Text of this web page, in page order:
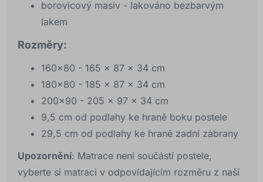
borovicový masiv - lakováno bezbarvým
lakem
Rozměry:
160x80 - 165 x 87 x 34 cm
180x80 - 185 x 87 x 34 cm
200x90 - 205 x 97 x 34 cm
9,5 cm od podlahy ke hraně boku postele
29,5 cm od podlahy ke hraně zadní zábrany
Upozornění: Matrace není součástí postele,
vyberte si matraci v odpovídajícím rozměru z naší